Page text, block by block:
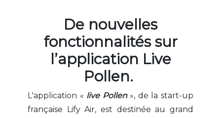
De nouvelles
fonctionnalités sur
l’application Live
Pollen.
L'application « live Pollen », de la start-up
française Lify Air, est destinée au grand